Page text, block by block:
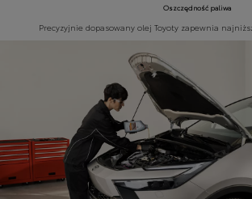
Oszczędność paliwa
Precyzyjnie dopasowany olej Toyoty zapewnia